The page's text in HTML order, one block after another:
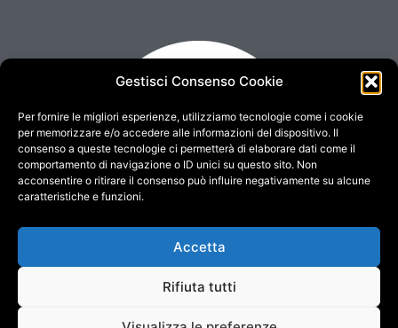
Gestisci Consenso Cookie
Per fornire le migliori esperienze, utilizziamo tecnologie come i cookie
per memorizzare e/o accedere alle informazioni del dispositivo. Il
consenso a queste tecnologie ci permetterà di elaborare dati come il
comportamento di navigazione o ID unici su questo sito. Non
acconsentire o ritirare il consenso può influire negativamente su alcune
caratteristiche e funzioni.
Accetta
Rifiuta tutti